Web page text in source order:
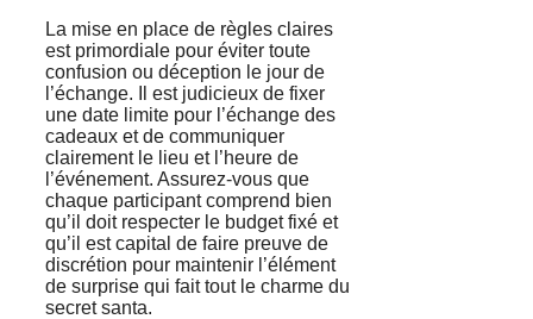
La mise en place de règles claires
est primordiale pour éviter toute
confusion ou déception le jour de
l’échange. Il est judicieux de fixer
une date limite pour l’échange des
cadeaux et de communiquer
clairement le lieu et l’heure de
l’événement. Assurez-vous que
chaque participant comprend bien
qu’il doit respecter le budget fixé et
qu’il est capital de faire preuve de
discrétion pour maintenir l’élément
de surprise qui fait tout le charme du
secret santa.